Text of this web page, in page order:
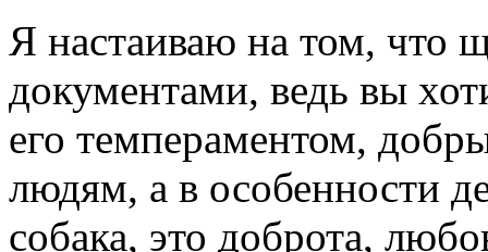
Я настаиваю на том, что
документами, ведь вы
его темпераментом,
людям, а в особенности
собака, это доброта,